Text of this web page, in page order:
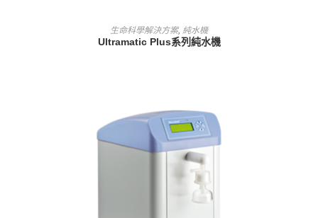
查看內容
生命科學解決方案, 純水機
Ultramatic Plus系列純水機